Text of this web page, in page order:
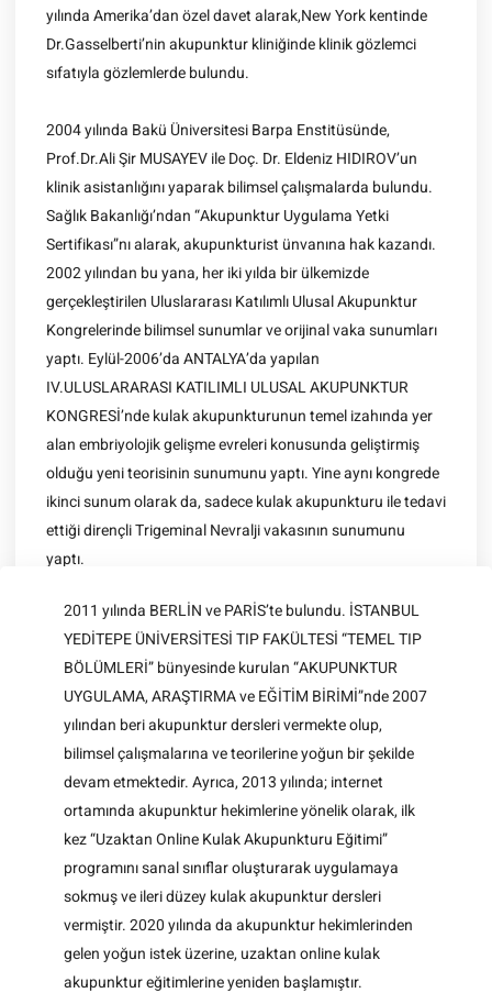
yılında Amerika’dan özel davet alarak,New York kentinde
Dr.Gasselberti’nin akupunktur kliniğinde klinik gözlemci
sıfatıyla gözlemlerde bulundu.
2004 yılında Bakü Üniversitesi Barpa Enstitüsünde,
Prof.Dr.Ali Şir MUSAYEV ile Doç. Dr. Eldeniz HIDIROV’un
klinik asistanlığını yaparak bilimsel çalışmalarda bulundu.
Sağlık Bakanlığı’ndan “Akupunktur Uygulama Yetki
Sertifikası”nı alarak, akupunkturist ünvanına hak kazandı.
2002 yılından bu yana, her iki yılda bir ülkemizde
gerçekleştirilen Uluslararası Katılımlı Ulusal Akupunktur
Kongrelerinde bilimsel sunumlar ve orijinal vaka sunumları
yaptı. Eylül-2006’da ANTALYA’da yapılan
IV.ULUSLARARASI KATILIMLI ULUSAL AKUPUNKTUR
KONGRESİ’nde kulak akupunkturunun temel izahında yer
alan embriyolojik gelişme evreleri konusunda geliştirmiş
olduğu yeni teorisinin sunumunu yaptı. Yine aynı kongrede
ikinci sunum olarak da, sadece kulak akupunkturu ile tedavi
ettiği dirençli Trigeminal Nevralji vakasının sunumunu
yaptı.
2011 yılında BERLİN ve PARİS’te bulundu. İSTANBUL
YEDİTEPE ÜNİVERSİTESİ TIP FAKÜLTESİ “TEMEL TIP
BÖLÜMLERİ” bünyesinde kurulan “AKUPUNKTUR
UYGULAMA, ARAŞTIRMA ve EĞİTİM BİRİMİ”nde 2007
yılından beri akupunktur dersleri vermekte olup,
bilimsel çalışmalarına ve teorilerine yoğun bir şekilde
devam etmektedir. Ayrıca, 2013 yılında; internet
ortamında akupunktur hekimlerine yönelik olarak, ilk
kez “Uzaktan Online Kulak Akupunkturu Eğitimi”
programını sanal sınıflar oluşturarak uygulamaya
sokmuş ve ileri düzey kulak akupunktur dersleri
vermiştir. 2020 yılında da akupunktur hekimlerinden
gelen yoğun istek üzerine, uzaktan online kulak
akupunktur eğitimlerine yeniden başlamıştır.